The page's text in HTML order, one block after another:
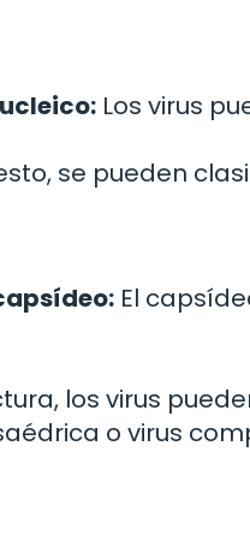
Los virus
se pueden
El
los virus
o virus